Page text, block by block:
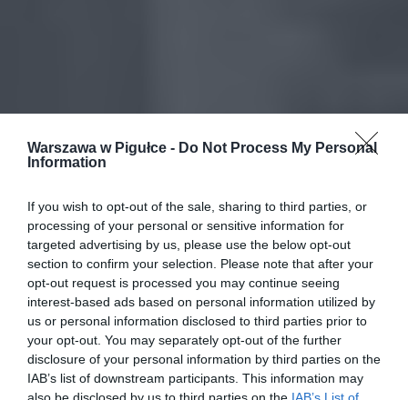
Warszawa w Pigułce - Do Not Process My Personal
Information
If you wish to opt-out of the sale, sharing to third parties, or
processing of your personal or sensitive information for
targeted advertising by us, please use the below opt-out
section to confirm your selection. Please note that after your
opt-out request is processed you may continue seeing
interest-based ads based on personal information utilized by
us or personal information disclosed to third parties prior to
your opt-out. You may separately opt-out of the further
disclosure of your personal information by third parties on the
IAB’s list of downstream participants. This information may